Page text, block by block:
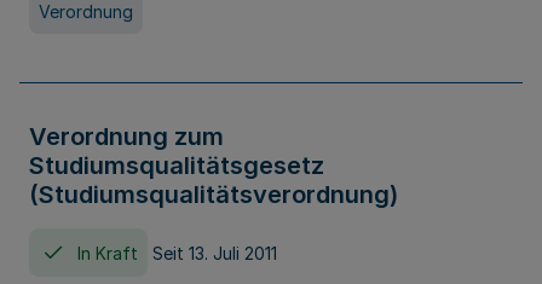
Verordnung
Verordnung zum
Studiumsqualitätsgesetz
(Studiumsqualitätsverordnung)
In Kraft Seit 13. Juli 2011